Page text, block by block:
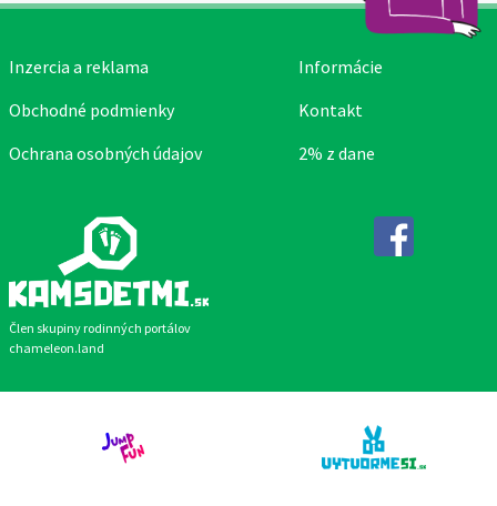
Člen skupiny rodinných portálov
chameleon.land
Inzercia a reklama
Obchodné podmienky
Ochrana osobných údajov
Informácie
Kontakt
2% z dane